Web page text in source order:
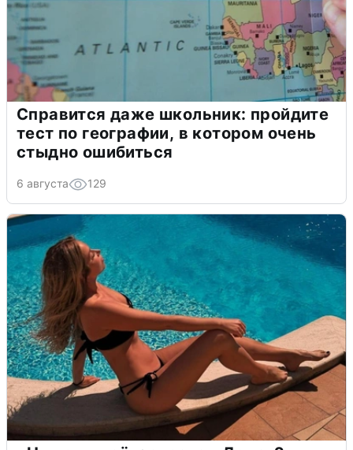
Справится даже школьник: пройдите
тест по географии, в котором очень
стыдно ошибиться
6 августа 129